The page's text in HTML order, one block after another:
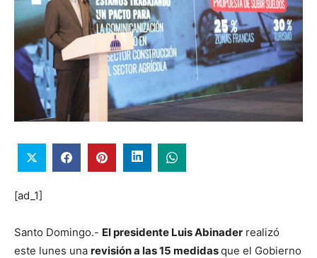
[ad_1]
Santo Domingo.- El presidente Luis Abinader realizó
este lunes una revisión a las 15 medidasque el Gobierno